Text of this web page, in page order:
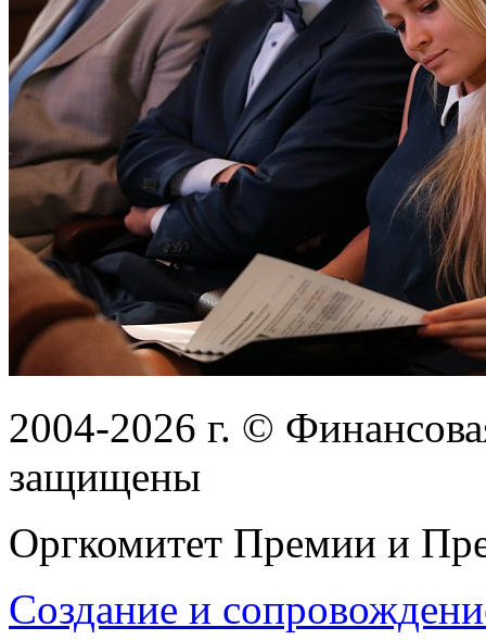
2004-2026 г. ©
защищены
Оргкомитет Премии и
Создание и